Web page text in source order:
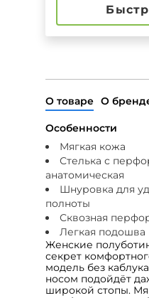
О товаре О
Особенности
Мягкая кожа
Стелька с
анатомическая
Шнуровка для
полноты
Сквозная
Легкая подошва
Женские
секрет
модель без
носом подойдёт
широкой стопы.